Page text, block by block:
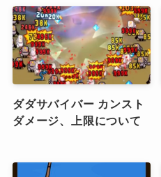
ダダサバイバー カンスト
ダメージ、上限について